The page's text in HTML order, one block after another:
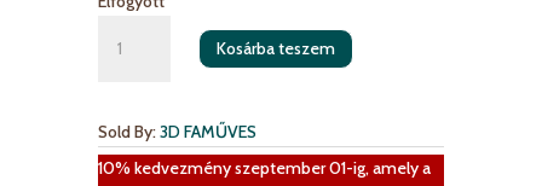
alakú
és
dátummal
Kosárba teszem
Sold By:3D FAMŰVES
10% kedvezmény szeptember 01-ig, amely a